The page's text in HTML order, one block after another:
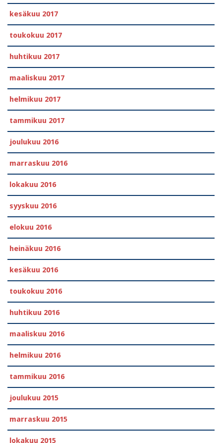
kesäkuu 2017
toukokuu 2017
huhtikuu 2017
maaliskuu 2017
helmikuu 2017
tammikuu 2017
joulukuu 2016
marraskuu 2016
lokakuu 2016
syyskuu 2016
elokuu 2016
heinäkuu 2016
kesäkuu 2016
toukokuu 2016
huhtikuu 2016
maaliskuu 2016
helmikuu 2016
tammikuu 2016
joulukuu 2015
marraskuu 2015
lokakuu 2015